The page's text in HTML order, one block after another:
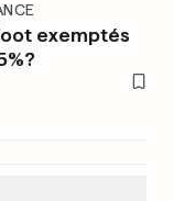
exemptés